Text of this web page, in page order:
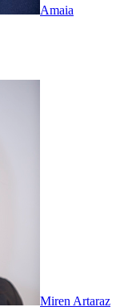
Amaia
Miren Artaraz